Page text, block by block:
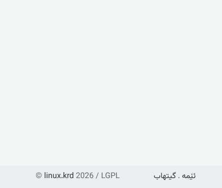
© linux.krd 2026 / LGPL ئێمە . گیتهاب